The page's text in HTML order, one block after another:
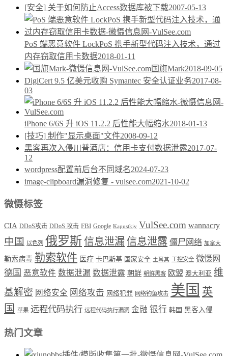
[安全] 关于如何防止Access数据库被下载2007-05-13
PoS 端恶意软件 LockPoS 携手新型代码注入技术，通过
内存窃取信用卡数据2018-01-11
国旗Mark2018-09-05
DigiCert 9.5 亿美元收购 Symantec 安全认证业务2017-08-
03
iPhone 6/6S 升 iOS 11.2.2 后性能大幅缩水2018-01-13
[技巧] 制作"显示桌面"文件2008-09-12
黑客再次入侵川普酒店：信用卡支付数据泄露2017-07-
12
wordpress配置前后台不同域名2024-07-23
image-clipboard漏洞修复 - vulsee.com2021-10-02
微慑标签
CIA DDoS攻击 DDoS 攻击 FBI Google Kapustkiy VulSee.com wannacry
中国 以色列 俄罗斯信息泄漏信息泄露 僵尸网络 加拿大
勒索病毒 勒索软件 医疗 卡巴斯基 国家安全 土耳其 工控安全 微慑网
德国 恶意软件 数据泄漏 数据泄露 朝鲜 朝鲜黑客 欧盟 澳大利亚 维
基解密 网络安全 网络攻击 网络犯罪 网络钓鱼攻击 美国 英
国
苹果 远程代码执行 远程代码执行漏洞 金融 银行 韩国 黑客入侵
热门文章